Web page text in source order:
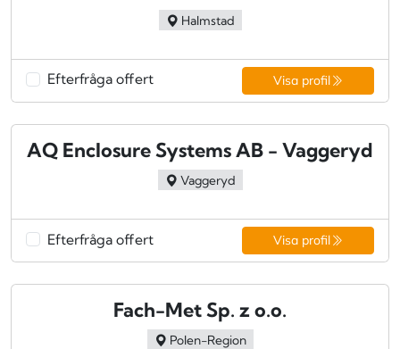
Halmstad
Efterfråga offert Visa profil
AQ Enclosure Systems AB - Vaggeryd
Vaggeryd
Efterfråga offert Visa profil
Fach-Met Sp. z o.o.
Polen-Region